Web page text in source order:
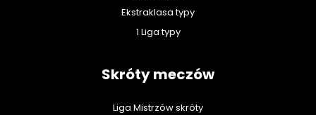
Ekstraklasa typy
1 Liga typy
Skróty meczów
Liga Mistrzów skróty